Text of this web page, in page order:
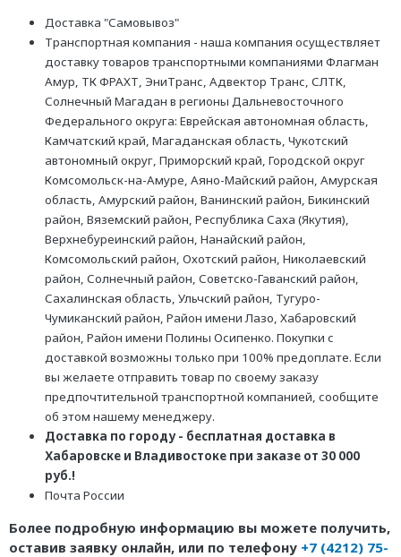
Доставка "Самовывоз"
Транспортная компания - наша компания осуществляет
доставку товаров транспортными компаниями Флагман
Амур, ТК ФРАХТ, ЭниТранс, Адвектор Транс, СЛТК,
Солнечный Магадан в регионы Дальневосточного
Федерального округа: Еврейская автономная область,
Камчатский край, Магаданская область, Чукотский
автономный округ, Приморский край, Городской округ
Комсомольск-на-Амуре, Аяно-Майский район, Амурская
область, Амурский район, Ванинский район, Бикинский
район, Вяземский район, Республика Саха (Якутия),
Верхнебуреинский район, Нанайский район,
Комсомольский район, Охотский район, Николаевский
район, Солнечный район, Советско-Гаванский район,
Сахалинская область, Ульчский район, Тугуро-
Чумиканский район, Район имени Лазо, Хабаровский
район, Район имени Полины Осипенко. Покупки с
доставкой возможны только при 100% предоплате. Если
вы желаете отправить товар по своему заказу
предпочтительной транспортной компанией, сообщите
об этом нашему менеджеру.
Доставка по городу - бесплатная доставка в
Хабаровске и Владивостоке при заказе от 30 000
руб.!
Почта России
Более подробную информацию вы можете получить,
оставив заявку онлайн, или по телефону +7 (4212) 75-